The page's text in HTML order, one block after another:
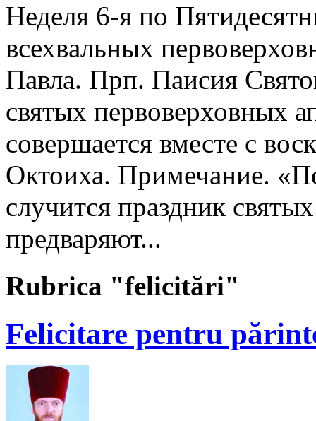
Неделя 6-я по
всехвaльных
Павла. Прп. Паисия
святых первоверховных
совершается вместе с
Октоиха. Примечание.
случится праздник
предваряют...
Rubrica "felicitări"
Felicitare pentru